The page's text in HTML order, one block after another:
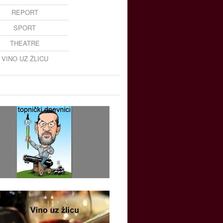
REPORT
SPORT
THEATRE
VINO UZ ŽLICU